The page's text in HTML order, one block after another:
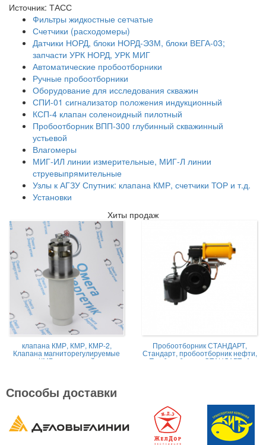
Источник: ТАСС
Фильтры жидкостные сетчатые
Счетчики (расходомеры)
Датчики НОРД, блоки НОРД-Э3М, блоки ВЕГА-03;
запчасти УРК НОРД, УРК МИГ
Автоматические пробоотборники
Ручные пробоотборники
Оборудование для исследования скважин
СПИ-01 сигнализатор положения индукционный
КСП-4 клапан соленоидный пилотный
Пробоотборник ВПП-300 глубинный скважинный
устьевой
Влагомеры
МИГ-ИЛ линии измерительные, МИГ-Л линии
струевыпрямительные
Узлы к АГЗУ Спутник: клапана КМР, счетчики ТОР и т.д.
Установки
Хиты продаж
клапана КМР, КМР, КМР-2,
Клапана магниторегулируемые
КМР жидкостной
Пробоотборник СТАНДАРТ,
Стандарт, пробоотборник нефти,
Пробоотборник СТАНДАРТ -А
Способы доставки